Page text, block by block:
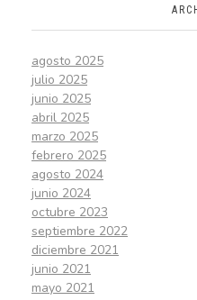
agosto 2025
julio 2025
junio 2025
abril 2025
marzo 2025
febrero 2025
agosto 2024
junio 2024
octubre 2023
septiembre 2022
diciembre 2021
junio 2021
mayo 2021